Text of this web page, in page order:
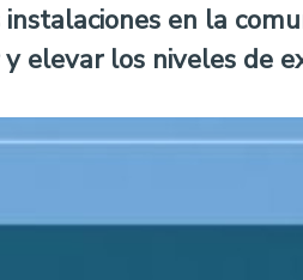
en la
elevar los niveles de